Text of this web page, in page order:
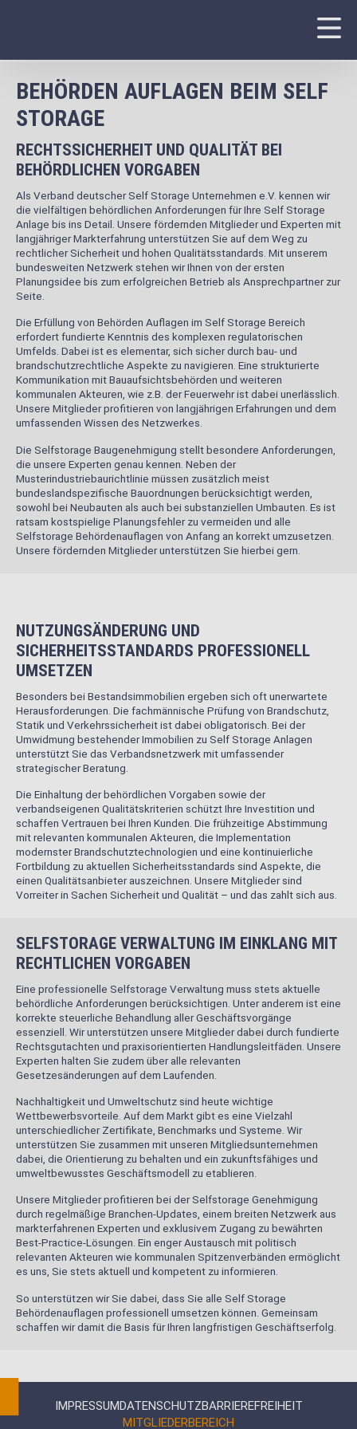
BEHÖRDEN AUFLAGEN BEIM SELF
STORAGE
RECHTSSICHERHEIT UND QUALITÄT BEI
BEHÖRDLICHEN VORGABEN
Als Verband deutscher Self Storage Unternehmen e.V. kennen wir
die vielfältigen behördlichen Anforderungen für Ihre Self Storage
Anlage bis ins Detail. Unsere fördernden Mitglieder und Experten mit
langjähriger Markterfahrung unterstützen Sie auf dem Weg zu
rechtlicher Sicherheit und hohen Qualitätsstandards. Mit unserem
bundesweiten Netzwerk stehen wir Ihnen von der ersten
Planungsidee bis zum erfolgreichen Betrieb als Ansprechpartner zur
Seite.
Die Erfüllung von Behörden Auflagen im Self Storage Bereich
erfordert fundierte Kenntnis des komplexen regulatorischen
Umfelds. Dabei ist es elementar, sich sicher durch bau- und
brandschutzrechtliche Aspekte zu navigieren. Eine strukturierte
Kommunikation mit Bauaufsichtsbehörden und weiteren
kommunalen Akteuren, wie z.B. der Feuerwehr ist dabei unerlässlich.
Unsere Mitglieder profitieren von langjährigen Erfahrungen und dem
umfassenden Wissen des Netzwerkes.
Die Selfstorage Baugenehmigung stellt besondere Anforderungen,
die unsere Experten genau kennen. Neben der
Musterindustriebaurichtlinie müssen zusätzlich meist
bundeslandspezifische Bauordnungen berücksichtigt werden,
sowohl bei Neubauten als auch bei substanziellen Umbauten. Es ist
ratsam kostspielige Planungsfehler zu vermeiden und alle
Selfstorage Behördenauflagen von Anfang an korrekt umzusetzen.
Unsere fördernden Mitglieder unterstützen Sie hierbei gern.
NUTZUNGSÄNDERUNG UND
SICHERHEITSSTANDARDS PROFESSIONELL
UMSETZEN
Besonders bei Bestandsimmobilien ergeben sich oft unerwartete
Herausforderungen. Die fachmännische Prüfung von Brandschutz,
Statik und Verkehrssicherheit ist dabei obligatorisch. Bei der
Umwidmung bestehender Immobilien zu Self Storage Anlagen
unterstützt Sie das Verbandsnetzwerk mit umfassender
strategischer Beratung.
Die Einhaltung der behördlichen Vorgaben sowie der
verbandseigenen Qualitätskriterien schützt Ihre Investition und
schaffen Vertrauen bei Ihren Kunden. Die frühzeitige Abstimmung
mit relevanten kommunalen Akteuren, die Implementation
modernster Brandschutztechnologien und eine kontinuierliche
Fortbildung zu aktuellen Sicherheitsstandards sind Aspekte, die
einen Qualitätsanbieter auszeichnen. Unsere Mitglieder sind
Vorreiter in Sachen Sicherheit und Qualität – und das zahlt sich aus.
SELFSTORAGE VERWALTUNG IM EINKLANG MIT
RECHTLICHEN VORGABEN
Eine professionelle Selfstorage Verwaltung muss stets aktuelle
behördliche Anforderungen berücksichtigen. Unter anderem ist eine
korrekte steuerliche Behandlung aller Geschäftsvorgänge
essenziell. Wir unterstützen unsere Mitglieder dabei durch fundierte
Rechtsgutachten und praxisorientierten Handlungsleitfäden. Unsere
Experten halten Sie zudem über alle relevanten
Gesetzesänderungen auf dem Laufenden.
Nachhaltigkeit und Umweltschutz sind heute wichtige
Wettbewerbsvorteile. Auf dem Markt gibt es eine Vielzahl
unterschiedlicher Zertifikate, Benchmarks und Systeme. Wir
unterstützen Sie zusammen mit unseren Mitgliedsunternehmen
dabei, die Orientierung zu behalten und ein zukunftsfähiges und
umweltbewusstes Geschäftsmodell zu etablieren.
Unsere Mitglieder profitieren bei der Selfstorage Genehmigung
durch regelmäßige Branchen-Updates, einem breiten Netzwerk aus
markterfahrenen Experten und exklusivem Zugang zu bewährten
Best-Practice-Lösungen. Ein enger Austausch mit politisch
relevanten Akteuren wie kommunalen Spitzenverbänden ermöglicht
es uns, Sie stets aktuell und kompetent zu informieren.
So unterstützen wir Sie dabei, dass Sie alle Self Storage
Behördenauflagen professionell umsetzen können. Gemeinsam
schaffen wir damit die Basis für Ihren langfristigen Geschäftserfolg.
IMPRESSUMDATENSCHUTZBARRIEREFREIHEIT
MITGLIEDERBEREICH